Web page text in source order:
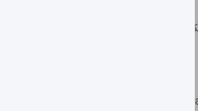
متنوعی دارد که از جمله
کرد: